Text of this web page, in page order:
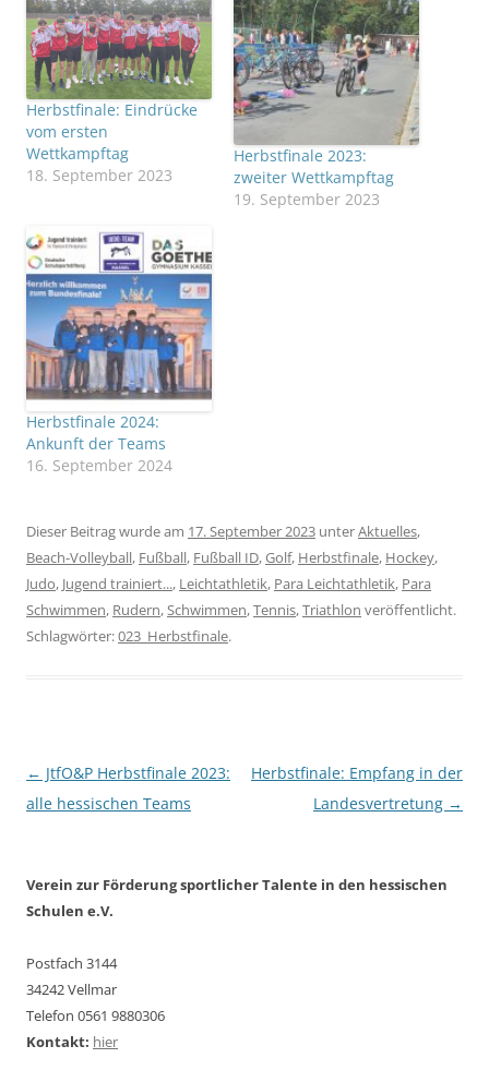
Herbstfinale: Eindrücke
vom ersten
Wettkampftag
18. September 2023
Herbstfinale 2023:
zweiter Wettkampftag
19. September 2023
Herbstfinale 2024:
Ankunft der Teams
16. September 2024
Dieser Beitrag wurde am 17. September 2023 unterAktuelles,
Beach-Volleyball, Fußball, Fußball ID,Golf, Herbstfinale, Hockey,
Judo, Jugend trainiert..., Leichtathletik, Para Leichtathletik, Para
Schwimmen, Rudern,Schwimmen,Tennis,Triathlon veröffentlicht.
Schlagwörter:023_Herbstfinale.
Beitragsnavigation
← JtfO&P Herbstfinale 2023:
alle hessischen Teams
Herbstfinale: Empfang in der
Landesvertretung →
Verein zur Förderung sportlicher Talente in den hessischen
Schulen e.V.
Postfach 3144
34242 Vellmar
Telefon 0561 9880306
Kontakt: hier